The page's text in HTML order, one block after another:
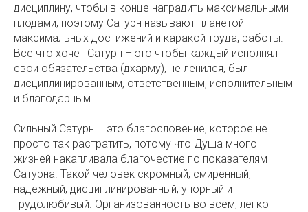
дисциплину, чтобы в конце наградить максимальными
плодами, поэтому Сатурн называют планетой
максимальных достижений и каракой труда, работы.
Все что хочет Сатурн – это чтобы каждый исполнял
свои обязательства (дхарму), не ленился, был
дисциплинированным, ответственным, исполнительным
и благодарным.
Сильный Сатурн – это благословение, которое не
просто так растратить, потому что Душа много
жизней накапливала благочестие по показателям
Сатурна. Такой человек скромный, смиренный,
надежный, дисциплинированный, упорный и
трудолюбивый. Организованность во всем, легко